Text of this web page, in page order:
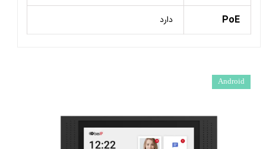
PoE دارد
Android